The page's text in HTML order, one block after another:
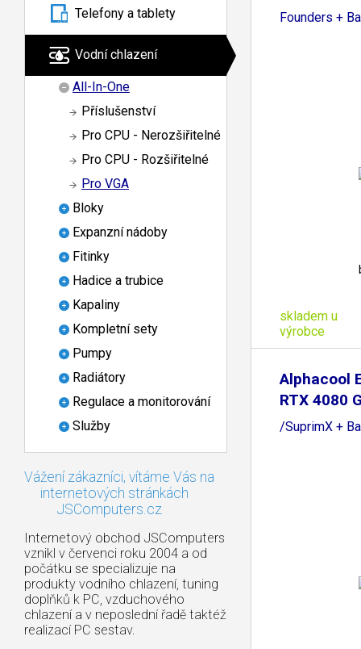
Telefony a tablety
Vodní chlazení
All-In-One
Příslušenství
Pro CPU - Nerozšiřitelné
Pro CPU - Rozšiřitelné
Pro VGA
Bloky
Expanzní nádoby
Fitinky
Hadice a trubice
Kapaliny
Kompletní sety
Pumpy
Radiátory
Regulace a monitorování
Služby
Vážení zákazníci, vítáme Vás na
internetových stránkách
JSComputers.cz
Internetový obchod JSComputers
vznikl v červenci roku 2004 a od
počátku se specializuje na
produkty vodního chlazení, tuning
doplňků k PC, vzduchového
chlazení a v neposlední řadě taktéž
realizací PC sestav.
Founders +
skladem u
výrobce
Alphacool
RTX 4080
/SuprimX +